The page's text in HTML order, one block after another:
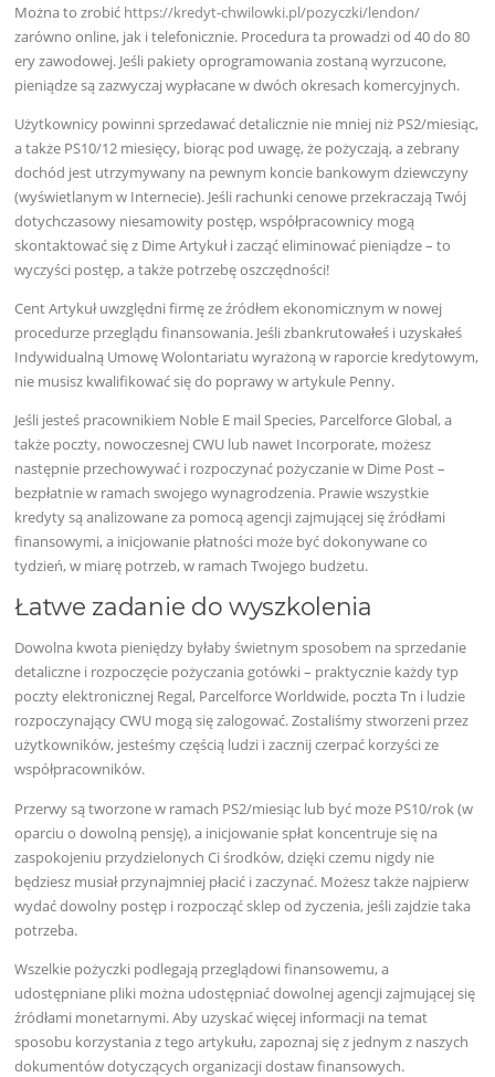
Można to zrobić https://kredyt-chwilowki.pl/pozyczki/lendon/
zarówno online, jak i telefonicznie. Procedura ta prowadzi od 40 do 80
ery zawodowej. Jeśli pakiety oprogramowania zostaną wyrzucone,
pieniądze są zazwyczaj wypłacane w dwóch okresach komercyjnych.
Użytkownicy powinni sprzedawać detalicznie nie mniej niż PS2/miesiąc,
a także PS10/12 miesięcy, biorąc pod uwagę, że pożyczają, a zebrany
dochód jest utrzymywany na pewnym koncie bankowym dziewczyny
(wyświetlanym w Internecie). Jeśli rachunki cenowe przekraczają Twój
dotychczasowy niesamowity postęp, współpracownicy mogą
skontaktować się z Dime Artykuł i zacząć eliminować pieniądze – to
wyczyści postęp, a także potrzebę oszczędności!
Cent Artykuł uwzględni firmę ze źródłem ekonomicznym w nowej
procedurze przeglądu finansowania. Jeśli zbankrutowałeś i uzyskałeś
Indywidualną Umowę Wolontariatu wyrażoną w raporcie kredytowym,
nie musisz kwalifikować się do poprawy w artykule Penny.
Jeśli jesteś pracownikiem Noble E mail Species, Parcelforce Global, a
także poczty, nowoczesnej CWU lub nawet Incorporate, możesz
następnie przechowywać i rozpoczynać pożyczanie w Dime Post –
bezpłatnie w ramach swojego wynagrodzenia. Prawie wszystkie
kredyty są analizowane za pomocą agencji zajmującej się źródłami
finansowymi, a inicjowanie płatności może być dokonywane co
tydzień, w miarę potrzeb, w ramach Twojego budżetu.
Łatwe zadanie do wyszkolenia
Dowolna kwota pieniędzy byłaby świetnym sposobem na sprzedanie
detaliczne i rozpoczęcie pożyczania gotówki – praktycznie każdy typ
poczty elektronicznej Regal, Parcelforce Worldwide, poczta Tn i ludzie
rozpoczynający CWU mogą się zalogować. Zostaliśmy stworzeni przez
użytkowników, jesteśmy częścią ludzi i zacznij czerpać korzyści ze
współpracowników.
Przerwy są tworzone w ramach PS2/miesiąc lub być może PS10/rok (w
oparciu o dowolną pensję), a inicjowanie spłat koncentruje się na
zaspokojeniu przydzielonych Ci środków, dzięki czemu nigdy nie
będziesz musiał przynajmniej płacić i zaczynać. Możesz także najpierw
wydać dowolny postęp i rozpocząć sklep od życzenia, jeśli zajdzie taka
potrzeba.
Wszelkie pożyczki podlegają przeglądowi finansowemu, a
udostępniane pliki można udostępniać dowolnej agencji zajmującej się
źródłami monetarnymi. Aby uzyskać więcej informacji na temat
sposobu korzystania z tego artykułu, zapoznaj się z jednym z naszych
dokumentów dotyczących organizacji dostaw finansowych.